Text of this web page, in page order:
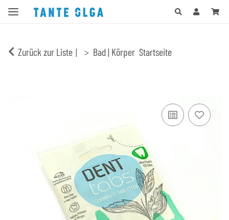
Zurück zur Liste Bad | Körper Startseite